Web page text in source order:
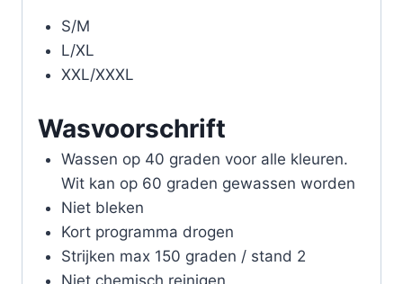
S/M
L/XL
XXL/XXXL
Wasvoorschrift
Wassen op 40 graden voor alle kleuren.
Wit kan op 60 graden gewassen worden
Niet bleken
Kort programma drogen
Strijken max 150 graden / stand 2